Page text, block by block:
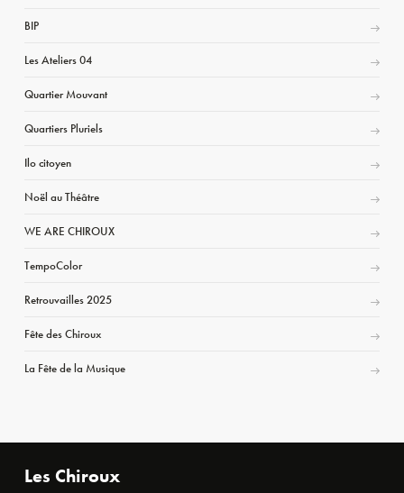
BIP
Les Ateliers 04
Quartier Mouvant
Quartiers Pluriels
Ilo citoyen
Noël au Théâtre
WE ARE CHIROUX
TempoColor
Retrouvailles 2025
Fête des Chiroux
La Fête de la Musique
Les Chiroux